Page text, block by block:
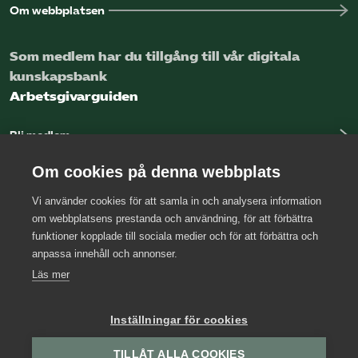
Omsättningsstatistik
Webbutik
Mina sidor
Logga in på Arbetsgivarguiden
Sök på kompetensforetagen.se
Om webbplatsen
Som medlem har du tillgång till vår digitala
kunskapsbank
Arbetsgivarguiden
Bli medlem
Kontakta oss
Press
Om cookies på denna webbplats
Vi använder cookies för att samla in och analysera information
om webbplatsens prestanda och användning, för att förbättra
funktioner kopplade till sociala medier och för att förbättra och
anpassa innehåll och annonser.
Läs mer
Inställningar för cookies
TILLÅT ALLA COOKIES